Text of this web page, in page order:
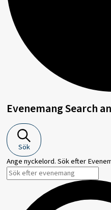
Evenemang
Evenemang Search
Sök
Ange nyckelord. Sök efter